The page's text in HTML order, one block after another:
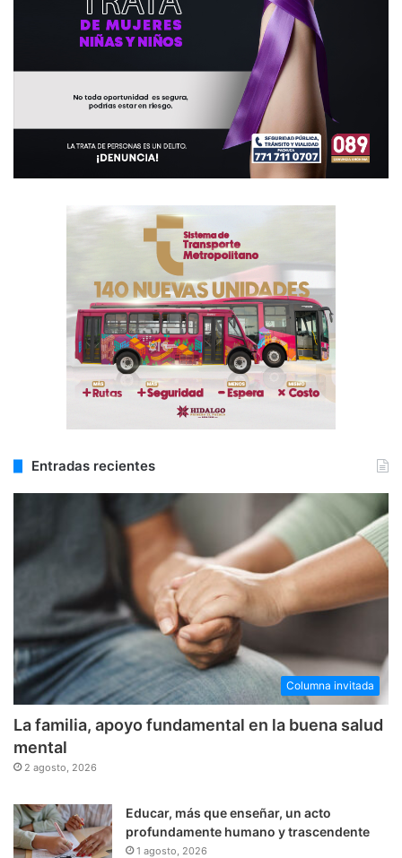
Entradas recientes
Columna invitada
La familia, apoyo fundamental en la buena salud
mental
2 agosto, 2026
Educar, más que enseñar, un acto
profundamente humano y trascendente
1 agosto, 2026